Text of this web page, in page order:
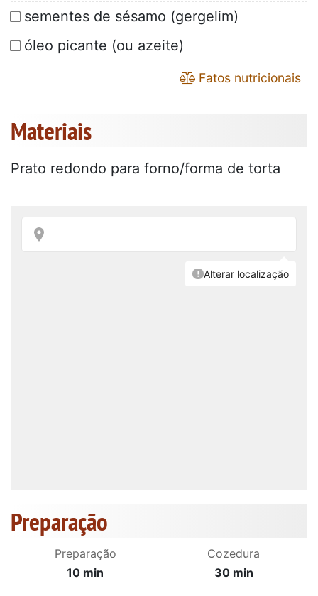
sementes de sésamo (gergelim)
óleo picante (ou azeite)
Fatos nutricionais
Materiais
Prato redondo para forno/forma de torta
Preparação
Preparação
10 min
Cozedura
30 min